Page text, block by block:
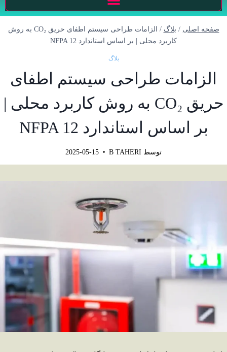
صفحه اصلی / بلاگ /
الزامات طراحی سیستم اطفای حریق CO₂ به روش
کاربرد محلی | بر اساس استاندارد NFPA 12
بلاگ
الزامات طراحی سیستم اطفای
حریق CO₂ به روش کاربرد محلی |
بر اساس استاندارد NFPA 12
توسط B TAHERI
2025-05-15